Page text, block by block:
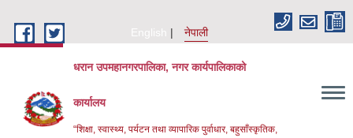
English
नेपाली
धरान उपमहानगरपालिका, नगर कार्यपालिकाको
कार्यालय
“शिक्षा, स्वास्थ्य, पर्यटन तथा व्यापारिक पुर्वाधार, बहुसाँस्कृतिक,